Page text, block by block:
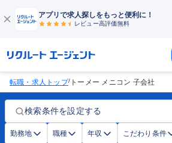
アプリで求人探しをもっと便利に！
レビュー高評価無料
転職・求人トップ/ トーメー メニコン 子会社
検索条件を設定する
勤務地 職種 年収 こだわり条件